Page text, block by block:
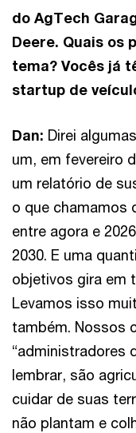
do AgTech
Deere. Quais os
tema? Vocês já
startup de
Dan: Direi
um, em fevereiro
um relatório de
o que chamamos
entre agora e
2030. E uma
objetivos gira em
Levamos isso
também. Nossos
“administradores
lembrar, são
cuidar de suas
não plantam e